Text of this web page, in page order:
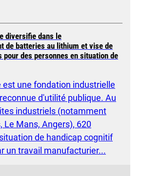
diversifie dans le
de batteries au lithium et vise de
pour des personnes en situation de
une fondation industrielle
d'utilité publique. Au
industriels (notamment
Le Mans, Angers), 620
de handicap cognitif
un travail manufacturier...